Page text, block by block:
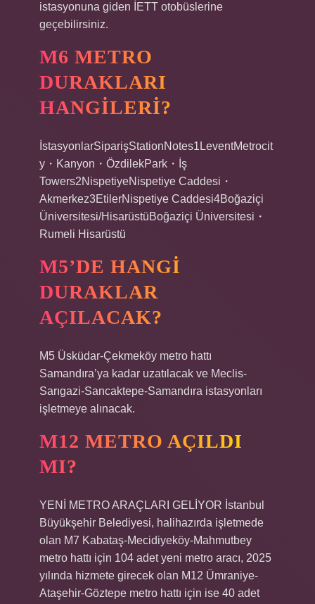
istasyonuna giden İETT otobüslerine
geçebilirsiniz.
M6 METRO
DURAKLARI
HANGILERI?
İstasyonlarSiparişStationNotes1LeventMetrocit
y・Kanyon・ÖzdilekPark・İş
Towers2NispetiyeNispetiye Caddesi・
Akmerkez3EtilerNispetiye Caddesi4Boğaziçi
Üniversitesi/HisarüstüBoğaziçi Üniversitesi・
Rumeli Hisarüstü
M5’DE HANGI
DURAKLAR
AÇILACAK?
M5 Üsküdar-Çekmeköy metro hattı
Samandıra’ya kadar uzatılacak ve Meclis-
Sarıgazi-Sancaktepe-Samandıra istasyonları
işletmeye alınacak.
M12 METRO AÇILDI
MI?
YENİ METRO ARAÇLARI GELİYOR İstanbul
Büyükşehir Belediyesi, halihazırda işletmede
olan M7 Kabataş-Mecidiyeköy-Mahmutbey
metro hattı için 104 adet yeni metro aracı, 2025
yılında hizmete girecek olan M12 Ümraniye-
Ataşehir-Göztepe metro hattı için ise 40 adet